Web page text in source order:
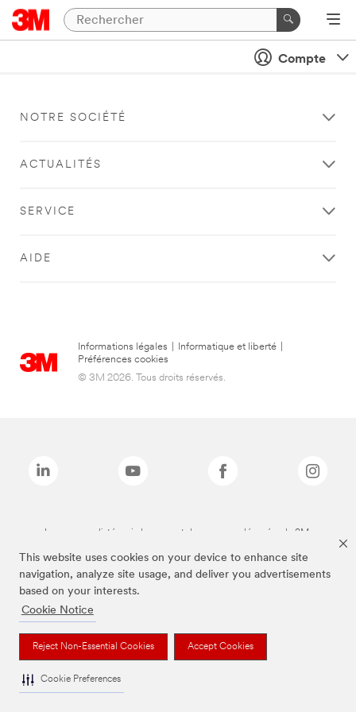
This website uses cookies on your device to enhance site
navigation, analyze site usage, and deliver you advertisements
based on your interests.
Cookie Notice
Reject Non-Essential Cookies Accept Cookies
Cookie Preferences
Compte
NOTRE SOCIÉTÉ
ACTUALITÉS
SERVICE
AIDE
Informations légales Informatique et liberté
Préférences cookies
© 3M 2026. Tous droits réservés.
Les marques listées ci-dessus sont des marques déposées de 3M.